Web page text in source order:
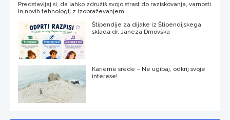
Predstavljaj si, da lahko združiš svojo strast do raziskovanja, varnosti
in novih tehnologij z izobraževanjem
Štipendije za dijake iz Štipendijskega
sklada dr. Janeza Drnovška
Karierne srede – Ne ugibaj, odkrij svoje
interese!